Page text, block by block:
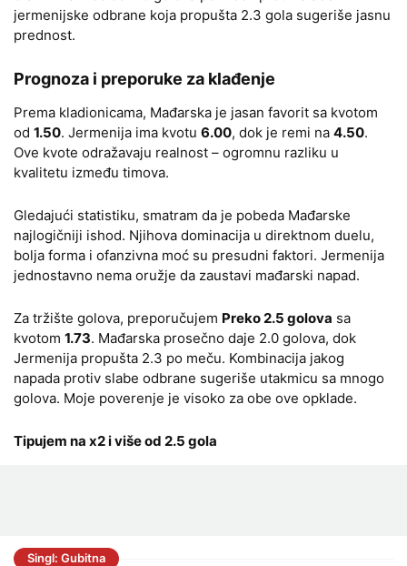
jermenijske odbrane koja propušta 2.3 gola sugeriše jasnu
prednost.
Prognoza i preporuke za klađenje
Prema kladionicama, Mađarska je jasan favorit sa kvotom
od 1.50. Jermenija ima kvotu 6.00, dok je remi na 4.50.
Ove kvote odražavaju realnost – ogromnu razliku u
kvalitetu između timova.
Gledajući statistiku, smatram da je pobeda Mađarske
najlogičniji ishod. Njihova dominacija u direktnom duelu,
bolja forma i ofanzivna moć su presudni faktori. Jermenija
jednostavno nema oružje da zaustavi mađarski napad.
Za tržište golova, preporučujem Preko 2.5 golova sa
kvotom 1.73. Mađarska prosečno daje 2.0 golova, dok
Jermenija propušta 2.3 po meču. Kombinacija jakog
napada protiv slabe odbrane sugeriše utakmicu sa mnogo
golova. Moje poverenje je visoko za obe ove opklade.
Tipujem na x2 i više od 2.5 gola
Singl: Gubitna